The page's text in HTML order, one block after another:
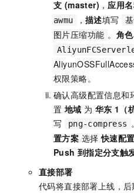
支 (master) ，应用
awmu
，描述填写
图片压缩功能 。 角
权限策略。
确认高级配置信息
置 地域 为 华东 1（
写
png-compress
置方案 选择快速配置
Push 到指定分支触
直接部署
代码将直接部署上线，